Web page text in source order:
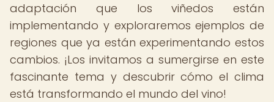
adaptación que los viñedos están
implementando y exploraremos ejemplos de
regiones que ya están experimentando estos
cambios. ¡Los invitamos a sumergirse en este
fascinante tema y descubrir cómo el clima
está transformando el mundo del vino!